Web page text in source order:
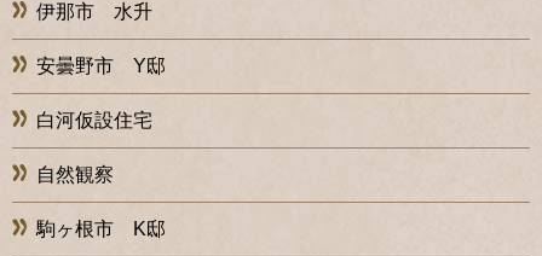
伊那市 水升
安曇野市 Y邸
白河仮設住宅
自然観察
駒ヶ根市 K邸